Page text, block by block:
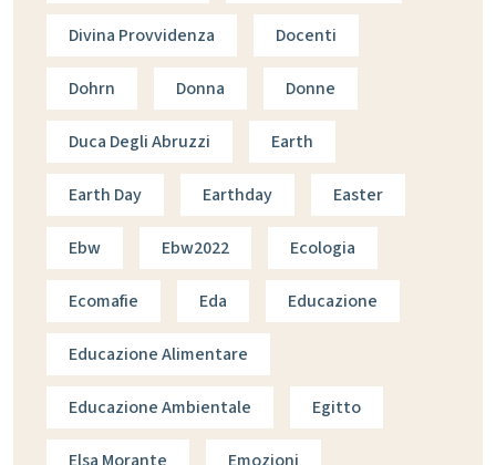
Divina Provvidenza Docenti
Dohrn Donna Donne
Duca Degli Abruzzi Earth
Earth Day Earthday Easter
Ebw Ebw2022 Ecologia
Ecomafie Eda Educazione
Educazione Alimentare
Educazione Ambientale Egitto